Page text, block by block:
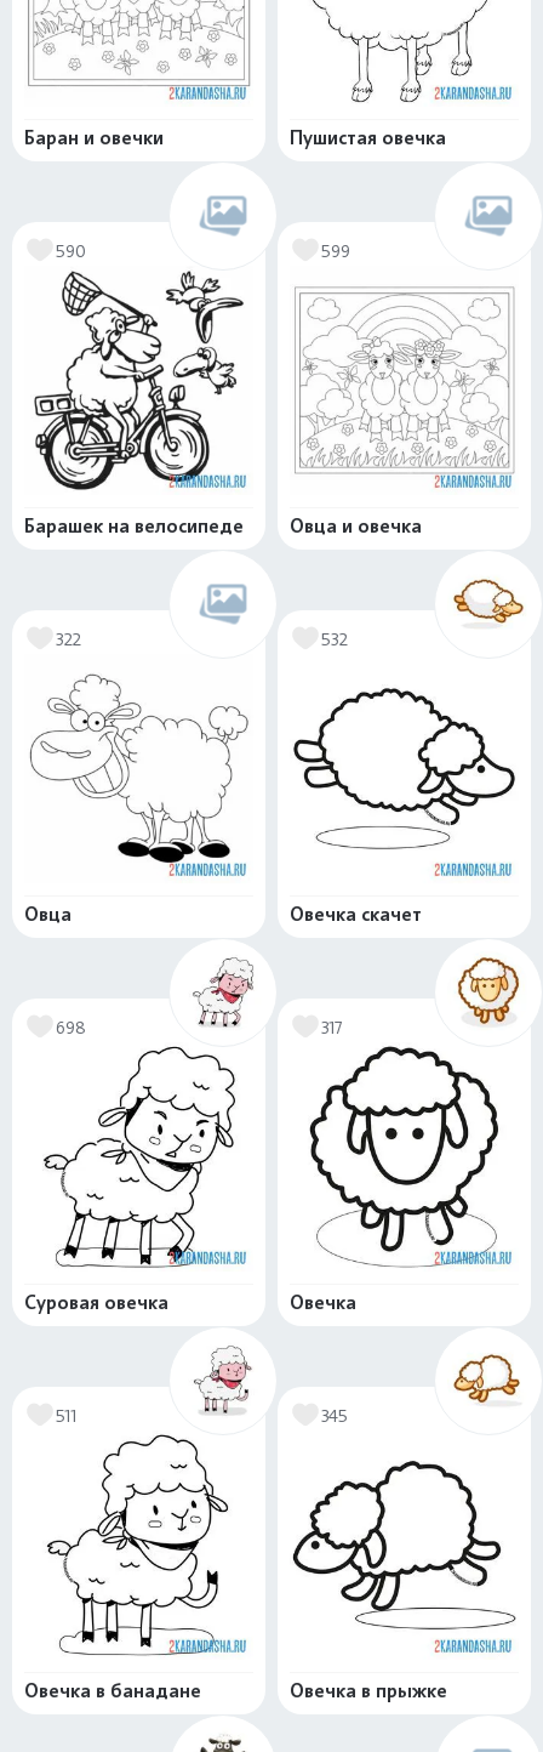
Баран и овечки Пушистая овечка
590
Барашек на велосипеде
599
Овца и овечка
322
Овца
532
Овечка скачет
698
Суровая овечка
317
Овечка
511
Овечка в банадане
345
Овечка в прыжке